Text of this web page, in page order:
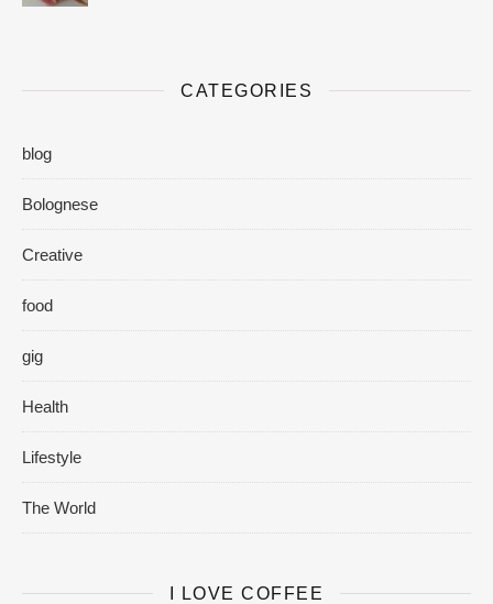
CATEGORIES
blog
Bolognese
Creative
food
gig
Health
Lifestyle
The World
I LOVE COFFEE